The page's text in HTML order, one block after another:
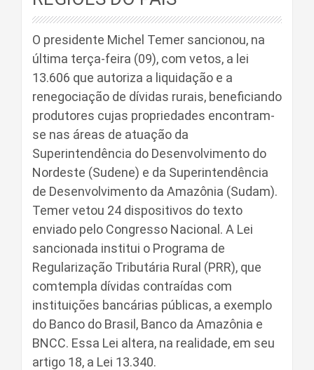
O presidente Michel Temer sancionou, na
última terça-feira (09), com vetos, a lei
13.606 que autoriza a liquidação e a
renegociação de dívidas rurais, beneficiando
produtores cujas propriedades encontram-
se nas áreas de atuação da
Superintendência do Desenvolvimento do
Nordeste (Sudene) e da Superintendência
de Desenvolvimento da Amazônia (Sudam).
Temer vetou 24 dispositivos do texto
enviado pelo Congresso Nacional. A Lei
sancionada institui o Programa de
Regularização Tributária Rural (PRR), que
comtempla dívidas contraídas com
instituições bancárias públicas, a exemplo
do Banco do Brasil, Banco da Amazônia e
BNCC. Essa Lei altera, na realidade, em seu
artigo 18, a Lei 13.340.